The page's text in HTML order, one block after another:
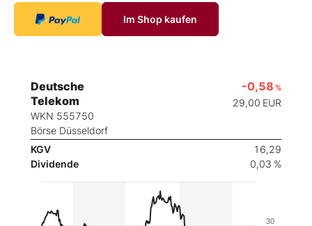
Im Shop kaufen
Deutsche
Telekom
WKN 555750
Börse Düsseldorf
-0,58 %
29,00 EUR
KGV
16,29
Dividende
0,03 %
30